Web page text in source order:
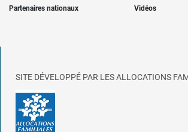
Partenaires nationaux Vidéos
SITE DÉVELOPPÉ PAR LES ALLOCATIONS